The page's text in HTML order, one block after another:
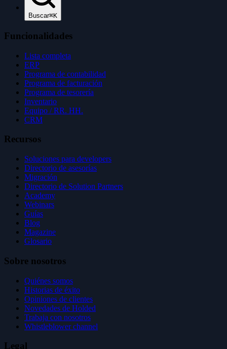
Buscar⌘K
Funcionalidades
Lista completa
ERP
Programa de contabilidad
Programa de facturación
Programa de tesorería
Inventario
Equipo / RR. HH.
CRM
Recursos
Soluciones para developers
Directorio de asesorías
Migración
Directorio de Solution Partners
Academy
Webinars
Guías
Blog
Magazine
Glosario
Sobre nosotros
Quiénes somos
Historias de éxito
Opiniones de clientes
Novedades de Holded
Trabaja con nosotros
Whistleblower channel
Legal